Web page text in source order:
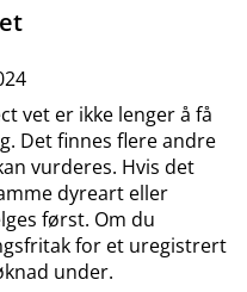
vet er ikke lenger å få
Det finnes flere andre
vurderes. Hvis det
dyreart eller
først. Om du
for et uregistrert
under.